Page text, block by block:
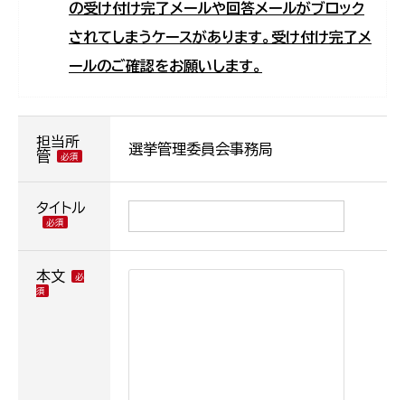
の受け付け完了メールや回答メールがブロック
されてしまうケースがあります。受け付け完了メ
ールのご確認をお願いします。
担当所
管
選挙管理委員会事務局
タイトル
本文